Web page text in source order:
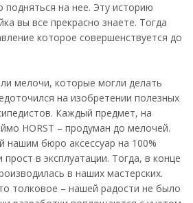
на нее. Эту историю
вы все прекрасно знаете. Тогда
которое совершенствуется до
мелочи, которые могли делать
на изобретении полезных
Каждый предмет, на
HORST – продуман до мелочей.
бюро аксессуар на 100%
в эксплуатации. Тогда, в конце
в наших мастерских.
толковое – нашей радости не было